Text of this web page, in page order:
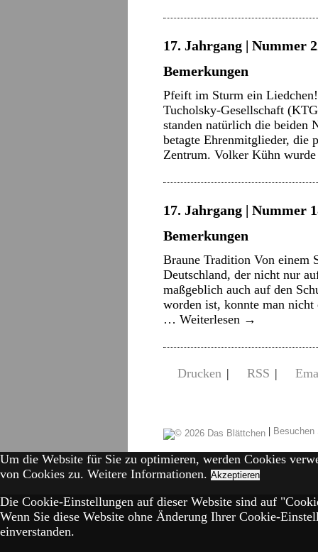
17. Jahrgang | Nummer
Bemerkungen
Pfeift im Sturm ein
Tucholsky-Gesellschaft
standen natürlich die beiden
betagte Ehrenmitglieder, die
Zentrum. Volker Kühn
17. Jahrgang | Nummer
Bemerkungen
Braune Tradition Von einem
Deutschland, der nicht nur
maßgeblich auch auf den
worden ist, konnte man
… Weiterlesen →
Drucken | RSS |
|
Um die Website für Sie zu optimieren, werden Cookies
von Cookies zu. Weitere Informationen. Akzeptieren
Die Cookie-Einstellungen auf dieser Website sind auf
Wenn Sie diese Website ohne Änderung Ihrer Cookie-
einverstanden.